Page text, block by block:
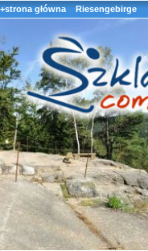
+strona główna Riesengebirge